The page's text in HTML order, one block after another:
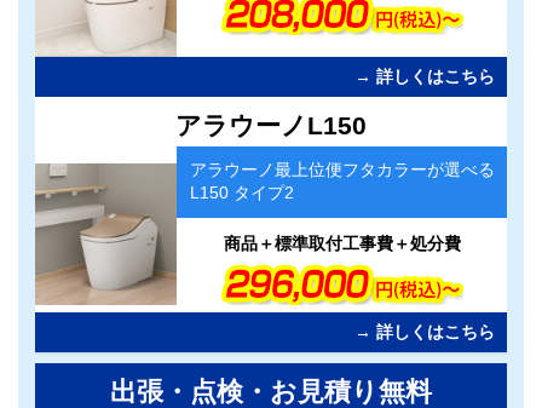
→ 詳しくはこちら
リ
ン
ク
アラウーノL150
アラウーノ最上位便フタカラーが選べる
L150 タイプ2
商品＋標準取付工事費＋処分費
→ 詳しくはこちら
出張・点検・お見積り無料